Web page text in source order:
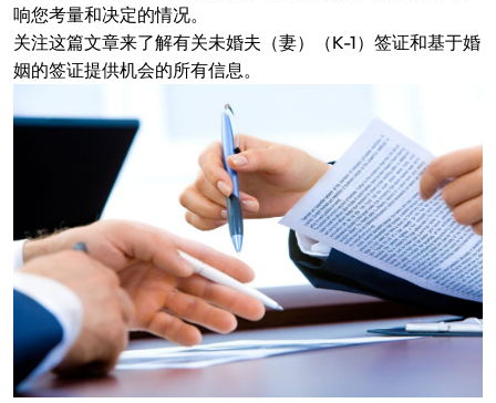
响您考量和决定的情况。
关注这篇文章来了解有关未婚夫（妻）（K-1）签证和基于婚
姻的签证提供机会的所有信息。